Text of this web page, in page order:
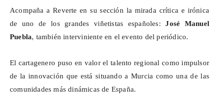
Acompaña a Reverte en su sección la mirada crítica e irónica
de uno de los grandes viñetistas españoles:José Manuel
Puebla, también interviniente en el evento del periódico.
El cartagenero puso en valor el talento regional como impulsor
de la innovación que está situando a Murcia como una de las
comunidades más dinámicas de España.